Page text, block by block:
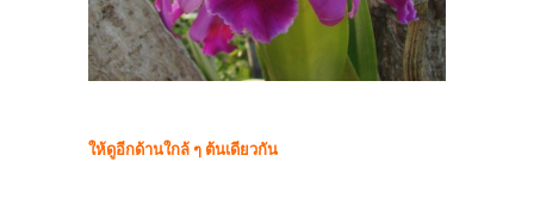
ให้ดูอีกด้านใกล้ ๆ ต้นเดียวกัน